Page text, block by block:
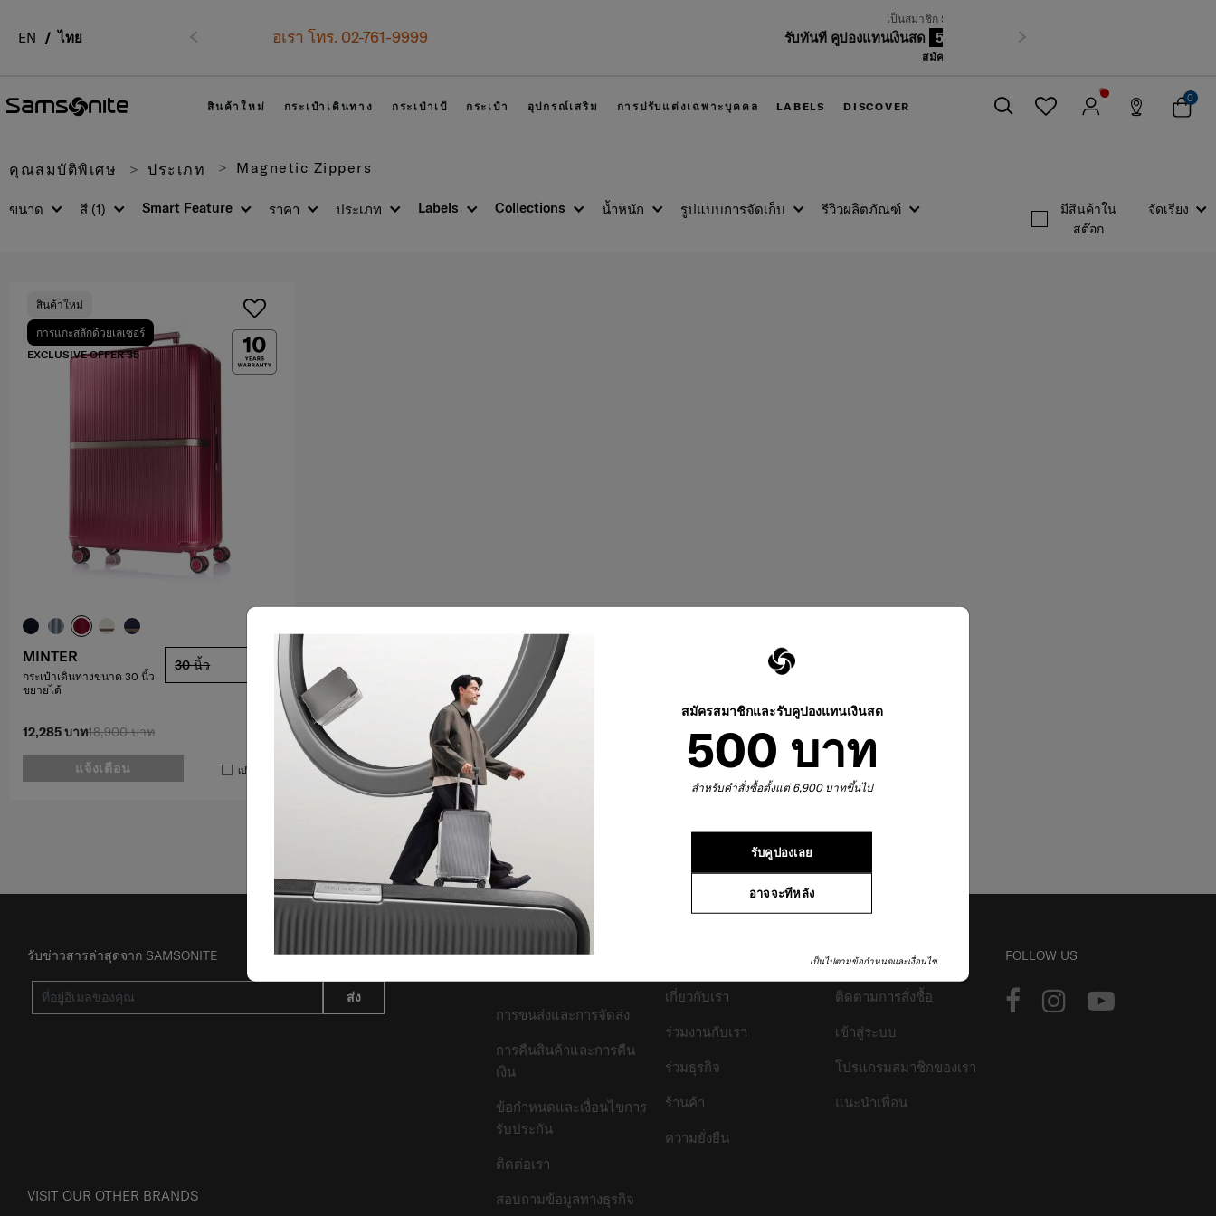
สมัครสมาชิกและรับคูปองแทนเงินสด
500 บาท
สำหรับคำสั่งซื้อตั้งแต่ 6,900 บาทขึ้นไป
รับคูปองเลย
อาจจะทีหลัง
เป็นไปตามข้อกำหนดและเงื่อนไข
EN ไทย รับทันที คูปองแทนเงินสด สำหรับคำสั่งซื้อตั้งแต่ 6,900 บาทขึ้นไป
สินค้าใหม่ กระเป๋าเดินทาง กระเป๋าเป้ กระเป๋า อุปกรณ์เสริม การปรับแต่งเฉพาะบุคคล LABELS DISCOVER
0
คุณสมบัติพิเศษ ประเภท Magnetic Zippers
ขนาด สี (1) Smart Feature ราคา ประเภท Labels Collections น้ำหนัก รูปแบบการจัดเก็บ รีวิวผลิตภัณฑ์
มีสินค้าใน
สต๊อก
จัดเรียง
18,900 บาท
12,285 บาท
แจ้งเตือน เปรียบเทียบ
EXCLUSIVE OFFER 35
การแกะสลักด้วยเลเซอร์
สินค้าใหม่
MINTER
กระเป๋าเดินทางขนาด 30 นิ้ว
ขยายได้
30 นิ้ว
รับข่าวสารล่าสุดจาก SAMSONITE
ส่ง
VISIT OUR OTHER BRANDS
สนับสนุน/คำถามที่พบ
การขนส่งและการจัดส่ง
การคืนสินค้าและการคืน
เงิน
ข้อกำหนดและเงื่อนไขการ
รับประกัน
ติดต่อเรา
สอบถามข้อมูลทางธุรกิจ
เกี่ยวกับเรา
ร่วมงานกับเรา
ร่วมธุรกิจ
ร้านค้า
ความยั่งยืน
บัญชี
ติดตามการสั่งซื้อ
เข้าสู่ระบบ
โปรแกรมสมาชิกของเรา
แนะนำเพื่อน
FOLLOW US